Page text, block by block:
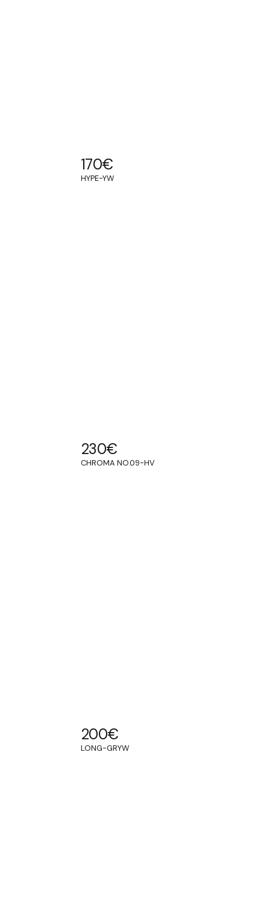
170€
HYPE-YW
230€
CHROMA NO.09-HV
200€
LONG-GRYW